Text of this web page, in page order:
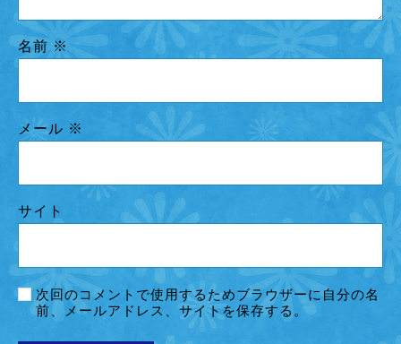
名前 ※
メール ※
サイト
次回のコメントで使用するためブラウザーに自分の名
前、メールアドレス、サイトを保存する。